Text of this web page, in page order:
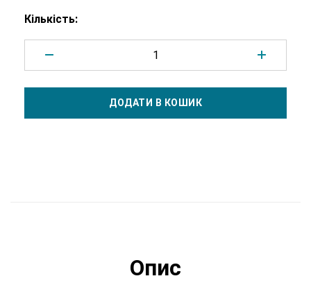
Кількість:
ДОДАТИ В КОШИК
Опис